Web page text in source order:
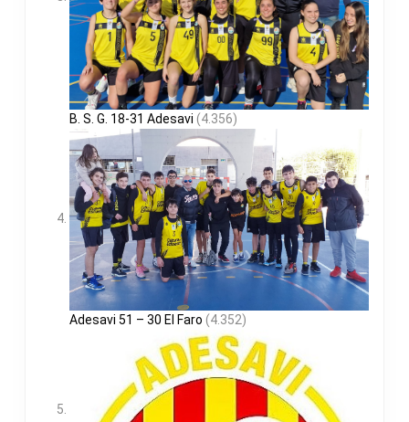
B. S. G. 18-31 Adesavi (4.356)
Adesavi 51 – 30 El Faro (4.352)